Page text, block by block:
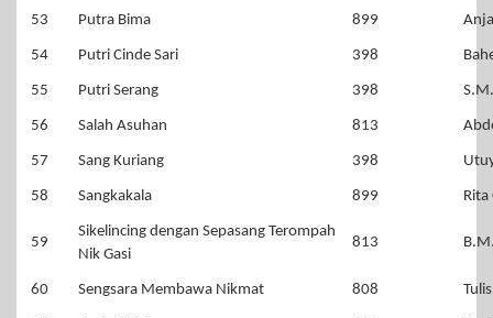
53 Putra Bima 899
54 Putri Cinde Sari 398
55 Putri Serang 398
56 Salah Asuhan 813
57 Sang Kuriang 398
58 Sangkakala 899
59
Sikelincing dengan Sepasang Terompah
Nik Gasi
813
60 Sengsara Membawa Nikmat 808